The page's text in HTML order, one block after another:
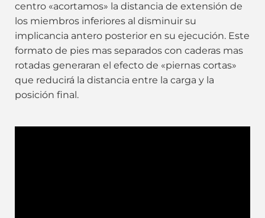
centro «acortamos» la distancia de extensión de
los miembros inferiores al disminuir su
implicancia antero posterior en su ejecución. Este
formato de pies mas separados con caderas mas
rotadas generaran el efecto de «piernas cortas»
que reducirá la distancia entre la carga y la
posición final.